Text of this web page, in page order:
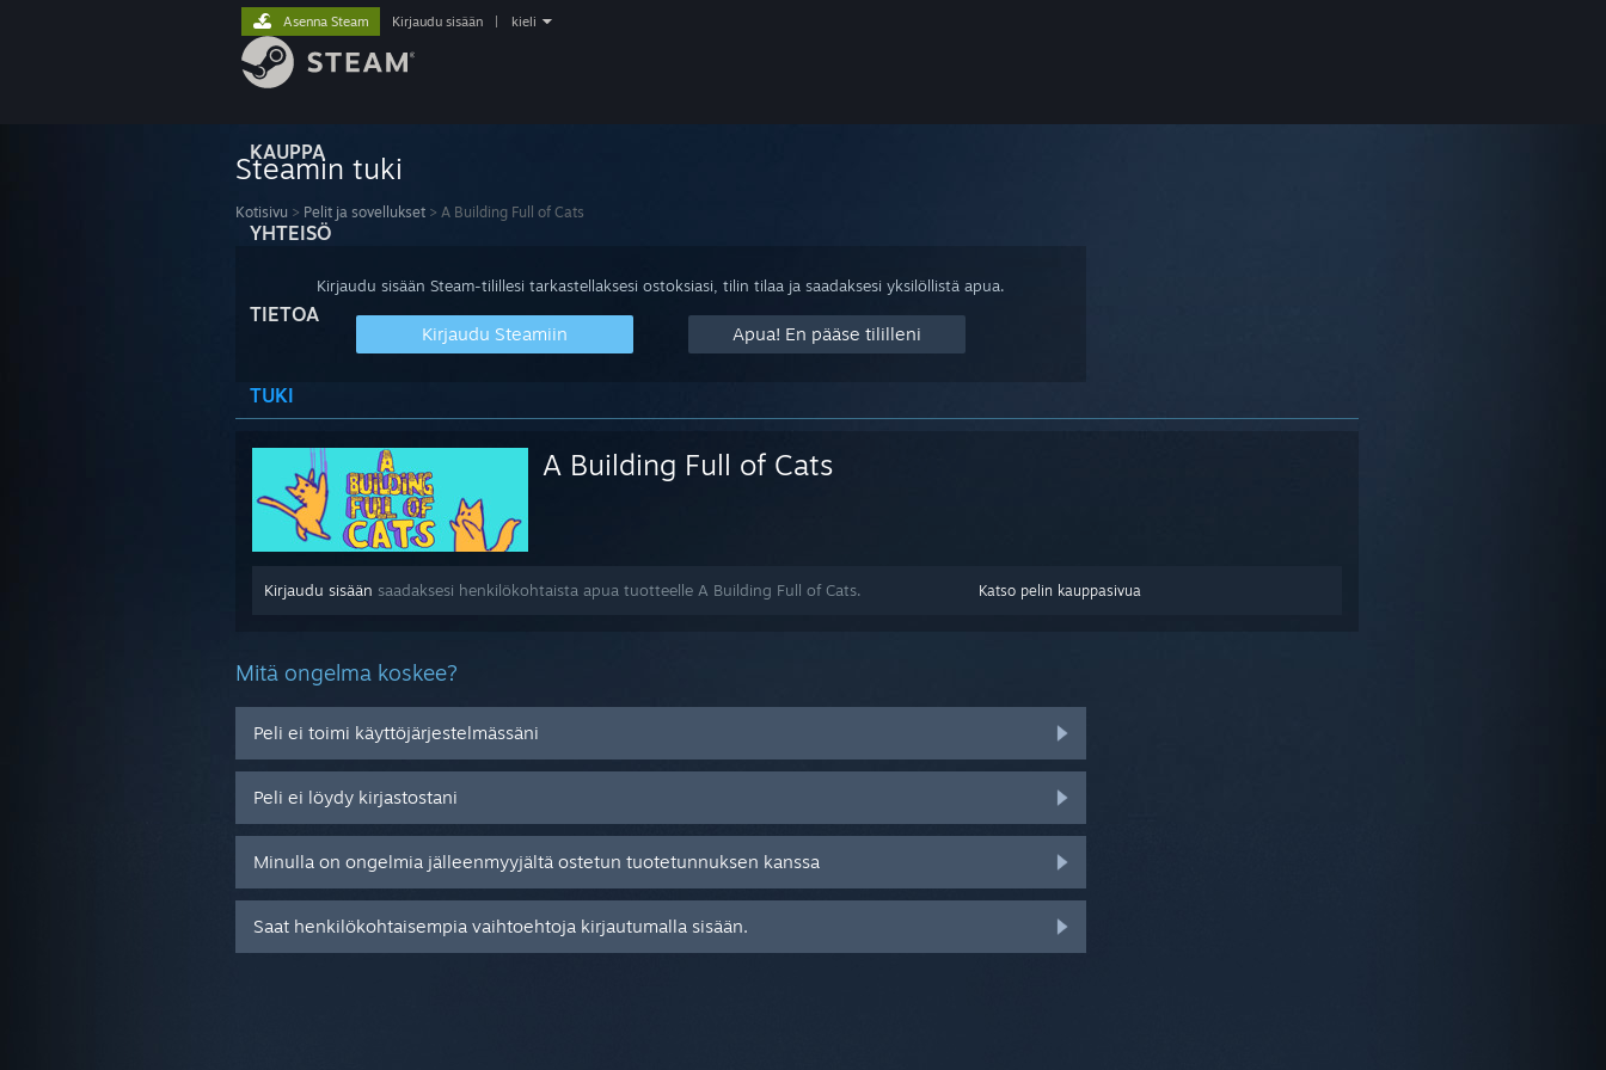
KAUPPA
YHTEISÖ
TIETOA
TUKI
Asenna Steam Kirjaudu sisään kieli
Steamin tuki
Kotisivu > Pelit ja sovellukset > A Building Full of Cats
Kirjaudu sisään Steam-tilillesi tarkastellaksesi ostoksiasi, tilin tilaa ja saadaksesi yksilöllistä apua.
Kirjaudu Steamiin Apua! En pääse tililleni
A Building Full of Cats
Katso pelin kauppasivua
Kirjaudu sisään saadaksesi henkilökohtaista apua tuotteelle A Building Full of Cats.
Mitä ongelma koskee?
Peli ei toimi käyttöjärjestelmässäni
Peli ei löydy kirjastostani
Minulla on ongelmia jälleenmyyjältä ostetun tuotetunnuksen kanssa
Saat henkilökohtaisempia vaihtoehtoja kirjautumalla sisään.